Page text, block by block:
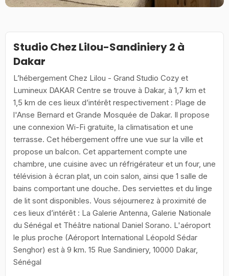
Studio Chez Lilou-Sandiniery 2 à
Dakar
L’hébergement Chez Lilou - Grand Studio Cozy et
Lumineux DAKAR Centre se trouve à Dakar, à 1,7 km et
1,5 km de ces lieux d’intérêt respectivement : Plage de
l'Anse Bernard et Grande Mosquée de Dakar. Il propose
une connexion Wi-Fi gratuite, la climatisation et une
terrasse. Cet hébergement offre une vue sur la ville et
propose un balcon. Cet appartement compte une
chambre, une cuisine avec un réfrigérateur et un four, une
télévision à écran plat, un coin salon, ainsi que 1 salle de
bains comportant une douche. Des serviettes et du linge
de lit sont disponibles. Vous séjournerez à proximité de
ces lieux d’intérêt : La Galerie Antenna, Galerie Nationale
du Sénégal et Théâtre national Daniel Sorano. L'aéroport
le plus proche (Aéroport International Léopold Sédar
Senghor) est à 9 km. 15 Rue Sandiniery, 10000 Dakar,
Sénégal